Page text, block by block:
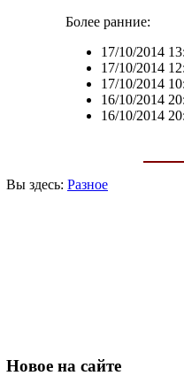
Более ранние:
17/10/2014
17/10/2014
17/10/2014
16/10/2014
16/10/2014
Вы здесь: Разное
Новое на сайте